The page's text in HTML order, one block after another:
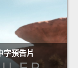
字預告片